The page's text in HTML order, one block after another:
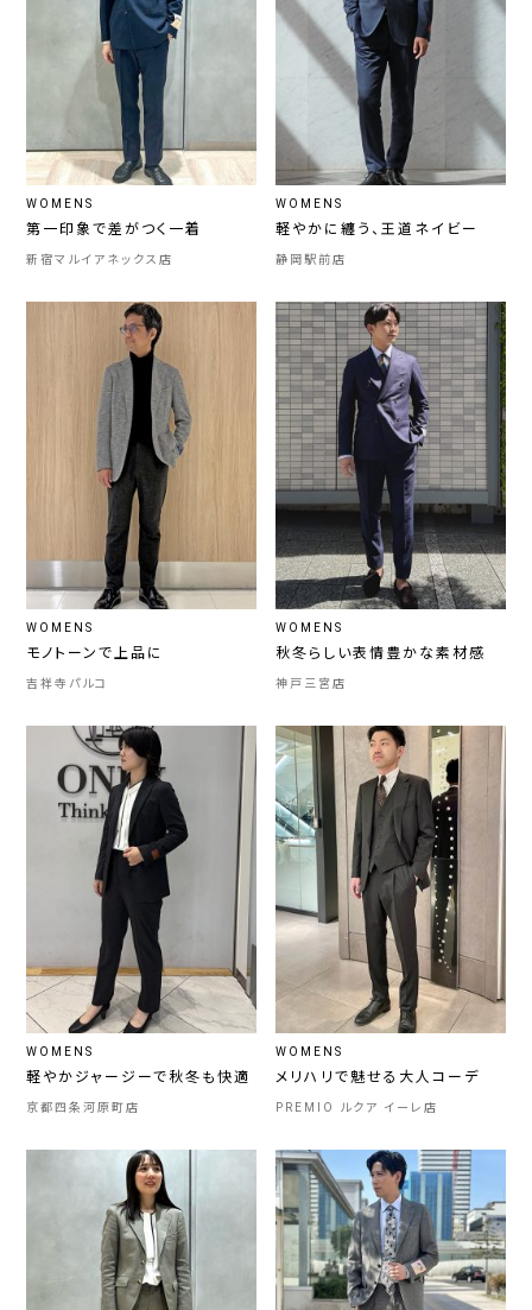
WOMENS
第一印象で差がつく一着
新宿マルイアネックス店
WOMENS
軽やかに纏う、王道ネイビー
静岡駅前店
WOMENS
モノトーンで上品に
吉祥寺パルコ
WOMENS
秋冬らしい表情豊かな素材感
神戸三宮店
WOMENS
軽やかジャージーで秋冬も快適
京都四条河原町店
WOMENS
メリハリで魅せる大人コーデ
PREMIO ルクア イーレ店